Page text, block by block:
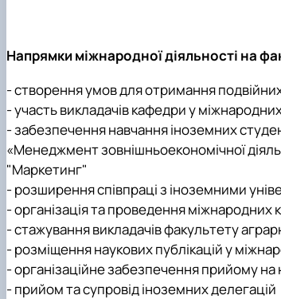
Практичне навчання
Сенат студентської організації
Стипендія
Напрямки міжнародної діяльності на
- створення умов для отримання
- участь викладачів кафедри у
- забезпечення навчання іноземних
«Менеджмент зовнішньоекономічної
"Маркетинг"
- розширення співпраці з іноземними
- організація та проведення міжнародних
- стажування викладачів факультету
- розміщення наукових публікацій у
- організаційне забезпечення прийому
- прийом та супровід іноземних делегацій